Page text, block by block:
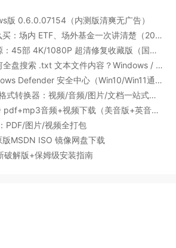
版 0.6.0.07154（内测版清爽无广告）
纳指和标普500怎么买：场内 ETF、场外基金一次讲清楚（2026 最新版）
周星驰电影合集资源：45部 4K/1080P 超清修复收藏版（国粤双语/中文字幕）
不装任何软件，如何全盘搜索 .txt 文本文件内容？Windows / Linux / macOS 的命令行指南
一键彻底卸载 Windows Defender 安全中心（Win10/Win11通用）
FormatMaster全能格式转换器：视频/音频/图片/文档一站式搞定
新概念英语1 第一册 pdf+mp3音频+视频下载（美音版+英音版）
PDF/图片/视频全打包
MSDN ISO 镜像网盘下载
破解版+保姆级安装指南